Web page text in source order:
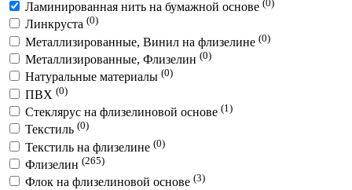
Ламинированная нить на бумажной основе (0)
Линкруста (0)
Металлизированные, Винил на флизелине (0)
Металлизированные, Флизелин (0)
Натуральные материалы (0)
ПВХ (0)
Стеклярус на флизелиновой основе (1)
Текстиль (0)
Текстиль на флизелине (0)
Флизелин (265)
Флок на флизелиновой основе (3)